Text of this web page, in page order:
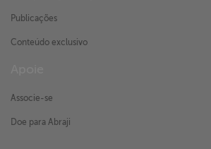
Publicações
Conteúdo exclusivo
Associe-se
Doe para Abraji